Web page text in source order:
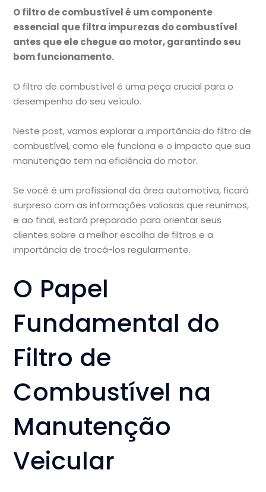
O filtro de combustível é um componente
essencial que filtra impurezas do combustível
antes que ele chegue ao motor, garantindo seu
bom funcionamento.
O filtro de combustível é uma peça crucial para o
desempenho do seu veículo.
Neste post, vamos explorar a importância do filtro de
combustível, como ele funciona e o impacto que sua
manutenção tem na eficiência do motor.
Se você é um profissional da área automotiva, ficará
surpreso com as informações valiosas que reunimos,
e ao final, estará preparado para orientar seus
clientes sobre a melhor escolha de filtros e a
importância de trocá-los regularmente.
O Papel
Fundamental do
Filtro de
Combustível na
Manutenção
Veicular